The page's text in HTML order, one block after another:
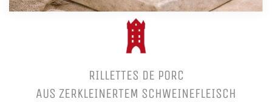
RILLETTES DE PORC
AUS ZERKLEINERTEM SCHWEINEFLEISCH